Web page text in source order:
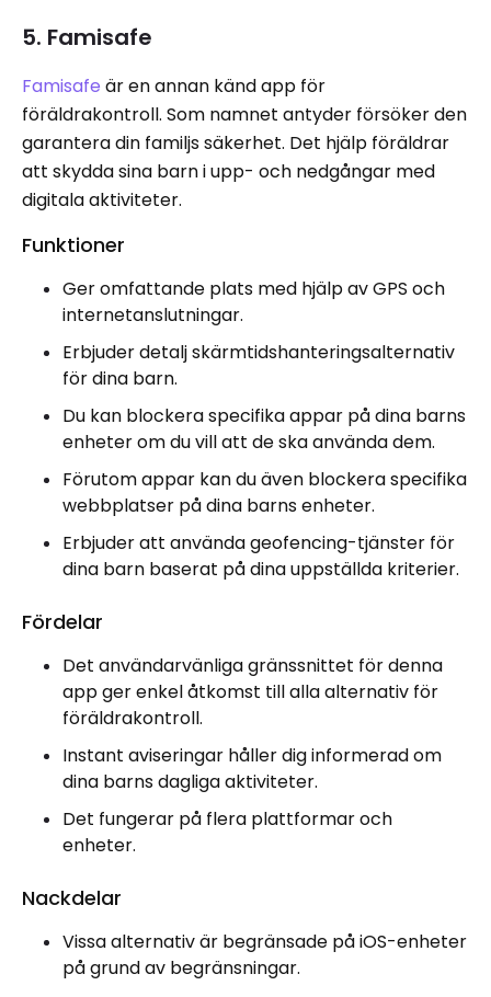
5. Famisafe
Famisafe är en annan känd app för
föräldrakontroll. Som namnet antyder försöker den
garantera din familjs säkerhet. Det hjälp föräldrar
att skydda sina barn i upp- och nedgångar med
digitala aktiviteter.
Funktioner
Ger omfattande plats med hjälp av GPS och
internetanslutningar.
Erbjuder detalj skärmtidshanteringsalternativ
för dina barn.
Du kan blockera specifika appar på dina barns
enheter om du vill att de ska använda dem.
Förutom appar kan du även blockera specifika
webbplatser på dina barns enheter.
Erbjuder att använda geofencing-tjänster för
dina barn baserat på dina uppställda kriterier.
Fördelar
Det användarvänliga gränssnittet för denna
app ger enkel åtkomst till alla alternativ för
föräldrakontroll.
Instant aviseringar håller dig informerad om
dina barns dagliga aktiviteter.
Det fungerar på flera plattformar och
enheter.
Nackdelar
Vissa alternativ är begränsade på iOS-enheter
på grund av begränsningar.